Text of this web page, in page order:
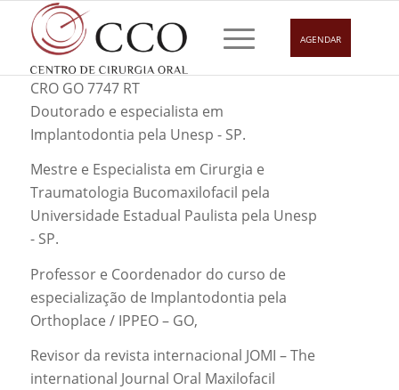
AGENDAR
SOBRE DR. LUIS CORADAZZI
CRO GO 7747 RT
Doutorado e especialista em
Implantodontia pela Unesp - SP.
Mestre e Especialista em Cirurgia e
Traumatologia Bucomaxilofacil pela
Universidade Estadual Paulista pela Unesp
- SP.
Professor e Coordenador do curso de
especialização de Implantodontia pela
Orthoplace / IPPEO – GO,
Revisor da revista internacional JOMI – The
international Journal Oral Maxilofacil